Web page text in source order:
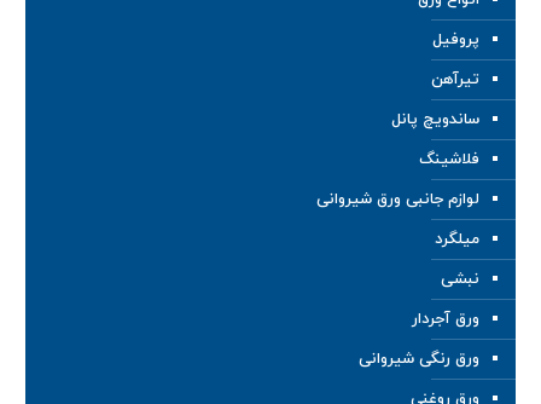
پروفیل
تیرآهن
ساندویچ پانل
فلاشینگ
لوازم جانبی ورق شیروانی
میلگرد
نبشی
ورق آجردار
ورق رنگی شیروانی
ورق روغنی